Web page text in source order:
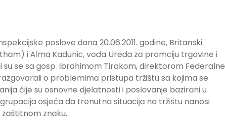
poslove dana 20.06.2011. godine, Britanski
i Alma Kadunic, vođa Ureda za promciju trgovine i
se sa gosp. Ibrahimom Tirakom, direktorom Federalne
o problemima pristupa tržištu sa kojima se
čije su osnovne djelatnosti i poslovanje bazirani u
osjeća da trenutna situacija na tržištu nanosi
znaku.